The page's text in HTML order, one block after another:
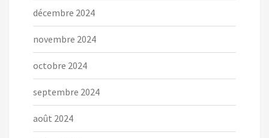
décembre 2024
novembre 2024
octobre 2024
septembre 2024
août 2024